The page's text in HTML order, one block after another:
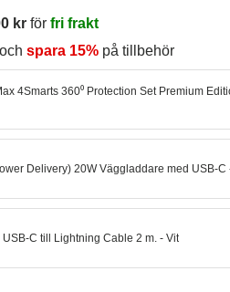
kr förfri frakt
ochspara 15% på tillbehör
4Smarts 360⁰ Protection Set Premium
Delivery) 20W Väggladdare med USB-C
C till Lightning Cable 2 m. - Vit